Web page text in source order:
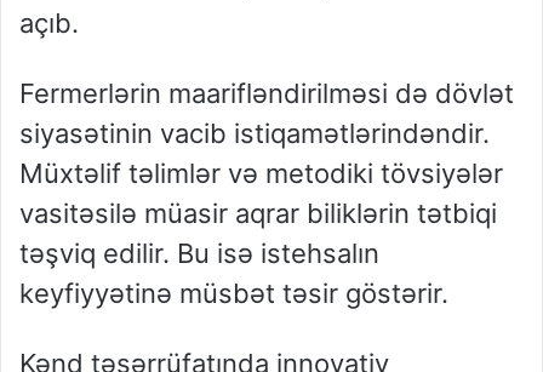
açıb.
Fermerlərin maarifləndirilməsi də dövlət
siyasətinin vacib istiqamətlərindəndir.
Müxtəlif təlimlər və metodiki tövsiyələr
vasitəsilə müasir aqrar biliklərin tətbiqi
təşviq edilir. Bu isə istehsalın
keyfiyyətinə müsbət təsir göstərir.
Kənd təsərrüfatında innovativ